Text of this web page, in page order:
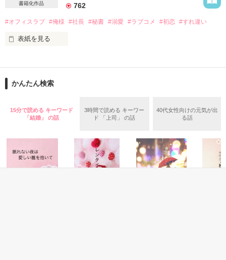
者』でしかなかったのだから。
た……
御曹司×お嬢様
お嬢様の一途な恋心のラブストーリー
作品を読む
書籍化作品 762
#オフィスラブ #俺様 #社長 #秘書 #溺愛 #ラブコメ #初恋 #すれ違い
表紙を見る
１０年間一途に想い続けたのは、
結城　芽衣（２７）
かんたん検索
15分で読める キーワード
「結婚」 の話
3時間で読める キーワー
ド 「上司」 の話
40代女性向けの元気が出
る話